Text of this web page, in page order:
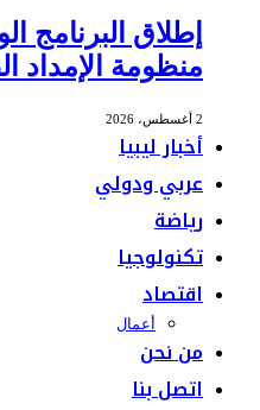
إطلاق البرنامج
منظومة الإمداد
أخبار ليبيا
عربي ودولي
رياضة
تكنولوجيا
اقتصاد
أعمال
من نحن
اتصل بنا